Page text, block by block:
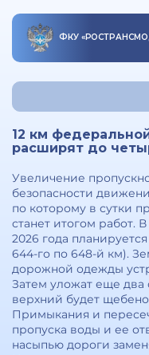
ФКУ «
12 км
расширят до
Увеличение
безопасности
по которому в сутки
станет итогом работ.
2026 года
644-го по 648-й км).
дорожной одежды
Затем уложат еще два
верхний будет
Примыкания и
пропуска воды и ее
насыпью дороги